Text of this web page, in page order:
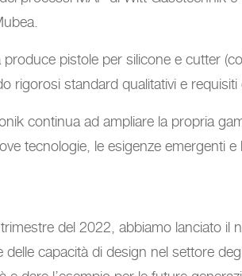
produce pistole per silicone e cutter
rigorosi standard qualitativi e requisiti
continua ad ampliare la propria
tecnologie, le esigenze emergenti e
del 2022, abbiamo lanciato
delle capacità di design nel settore